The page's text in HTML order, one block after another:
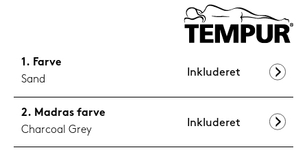
Farve
Sand
Inkluderet
Madras farve
Charcoal Grey
Inkluderet